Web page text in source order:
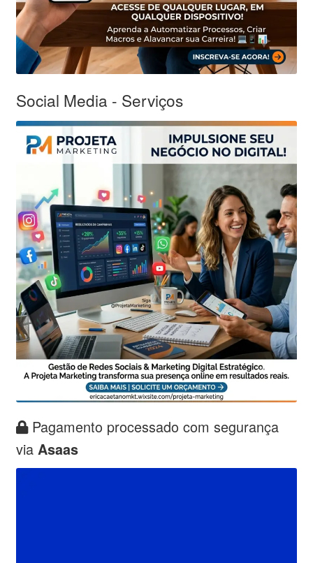
Social Media - Serviços
Pagamento processado com segurança
via Asaas